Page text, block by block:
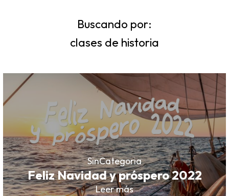
Buscando por:
clases de historia
SinCategoria
Feliz Navidad y próspero 2022
Leer más